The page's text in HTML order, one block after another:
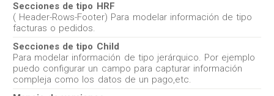
Secciones de tipo HRF
( Header-Rows-Footer) Para modelar información de tipo
facturas o pedidos.
Secciones de tipo Child
Para modelar información de tipo jerárquico. Por ejemplo
puedo configurar un campo para capturar información
compleja como los datos de un pago,etc.